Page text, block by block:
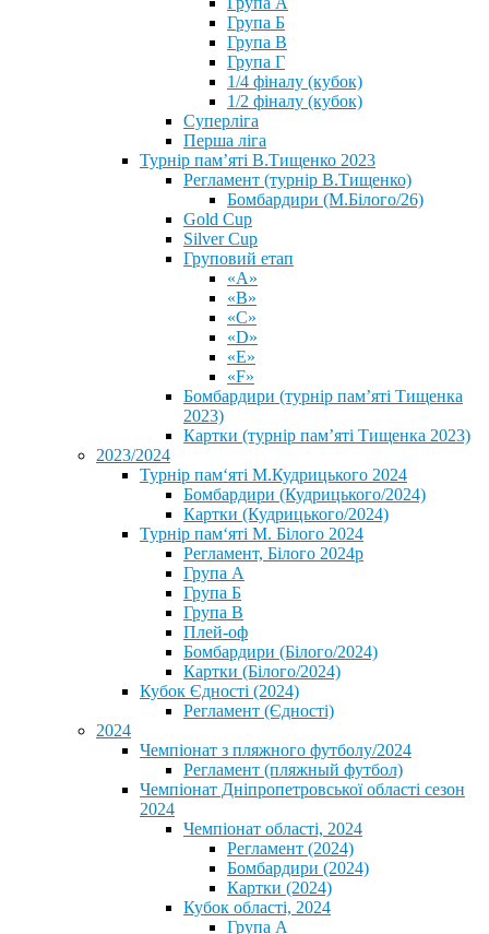
Група Б
Група В
Група Г
1/4 фіналу (кубок)
1/2 фіналу (кубок)
Суперліга
Перша ліга
Турнір пам’яті В.Тищенко 2023
Регламент (турнір В.Тищенко)
Бомбардири (М.Білого/26)
Gold Cup
Silver Cup
Груповий етап
«А»
«В»
«С»
«D»
«Е»
«F»
Бомбардири (турнір пам’яті Тищенка
2023)
Картки (турнір пам’яті Тищенка 2023)
2023/2024
⁨Турнір пам‘яті М.Кудрицького 2024
Бомбардири (Кудрицького/2024)
Картки (Кудрицького/2024)
⁨Турнір пам‘яті М. Білого 2024⁩
Регламент, Білого 2024р
Група А
Група Б
Група В
Плей-оф
Бомбардири (Білого/2024)
Картки (Білого/2024)
Кубок Єдності (2024)
Регламент (Єдності)
2024
Чемпіонат з пляжного футболу/2024
Регламент (пляжный футбол)
Чемпіонат Дніпропетровської області сезон
2024
Чемпіонат області, 2024
Регламент (2024)
Бомбардири (2024)
Картки (2024)
Кубок області, 2024
Група А